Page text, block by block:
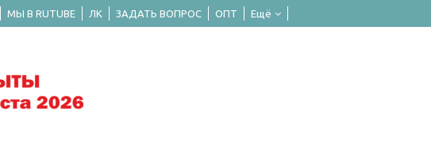
МЫ В RUTUBE ЛК ЗАДАТЬ ВОПРОС ОПТ Ещё